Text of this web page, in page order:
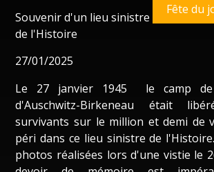
Fête du
Souvenir d'un lieu sinistre
de l'Histoire
27/01/2025
Le 27 janvier 1945 le camp de
d'Auschwitz-Birkeneau était
survivants sur le million et demi de
péri dans ce lieu sinistre de
photos réalisées lors d'une vistie le